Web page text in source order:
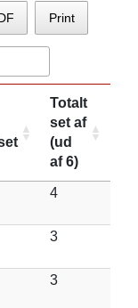
Print
Totalt
set af
(ud
af 6)
4
3
3